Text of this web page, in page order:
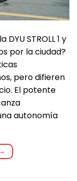
STROLL 1 y
por la ciudad?
pero difieren
El potente
autonomía
→